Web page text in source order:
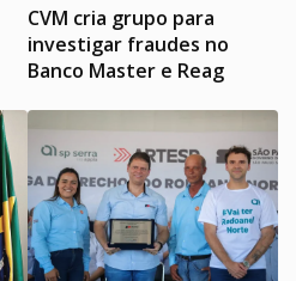
CVM cria grupo para
investigar fraudes no
Banco Master e Reag